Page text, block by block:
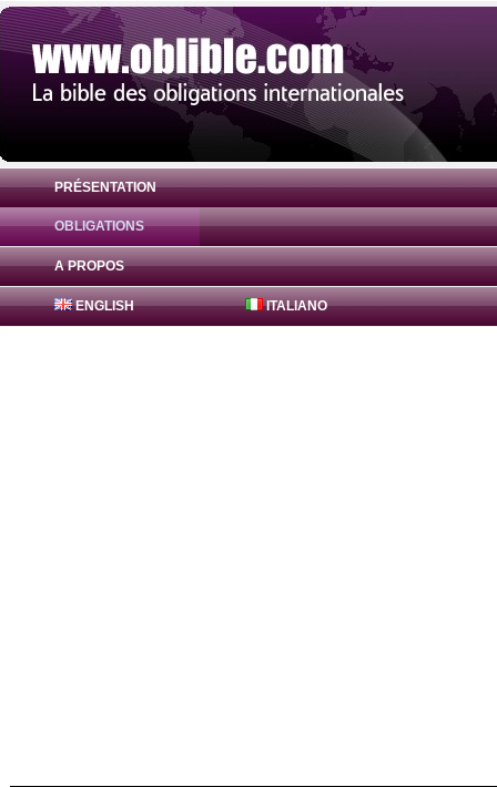
PRÉSENTATION
OBLIGATIONS
A PROPOS
ENGLISH ITALIANO
Obligation Canadian Imperial Bank 0% (